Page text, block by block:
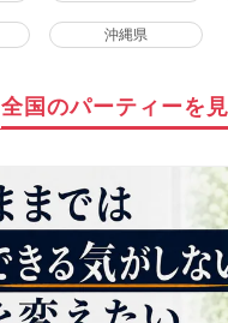
沖縄県
全国のパーティーを